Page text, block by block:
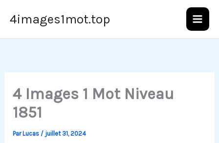
4images1mot.top
4 Images 1 Mot Niveau
1851
ParLucas / juillet 31, 2024